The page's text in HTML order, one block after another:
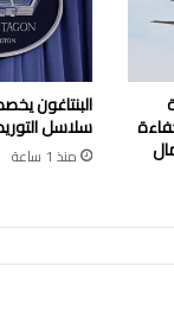
البنتاغون
سلاسل
منذ 1 ساعة